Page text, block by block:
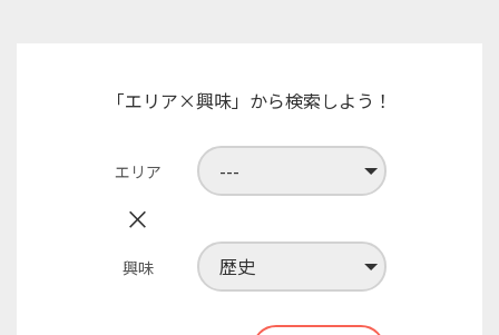
「エリア×興味」から検索しよう！
エリア
×
興味